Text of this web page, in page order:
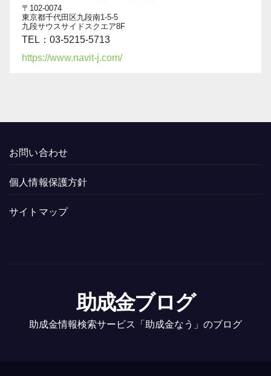
〒102-0074
東京都千代田区九段南1-5-5
九段サウスサイドスクエア8F
TEL：03-5215-5713
https://www.navit-j.com/
お問い合わせ
個人情報保護方針
サイトマップ
助成金ブログ
助成金情報検索サービス「助成金なう」のブログ